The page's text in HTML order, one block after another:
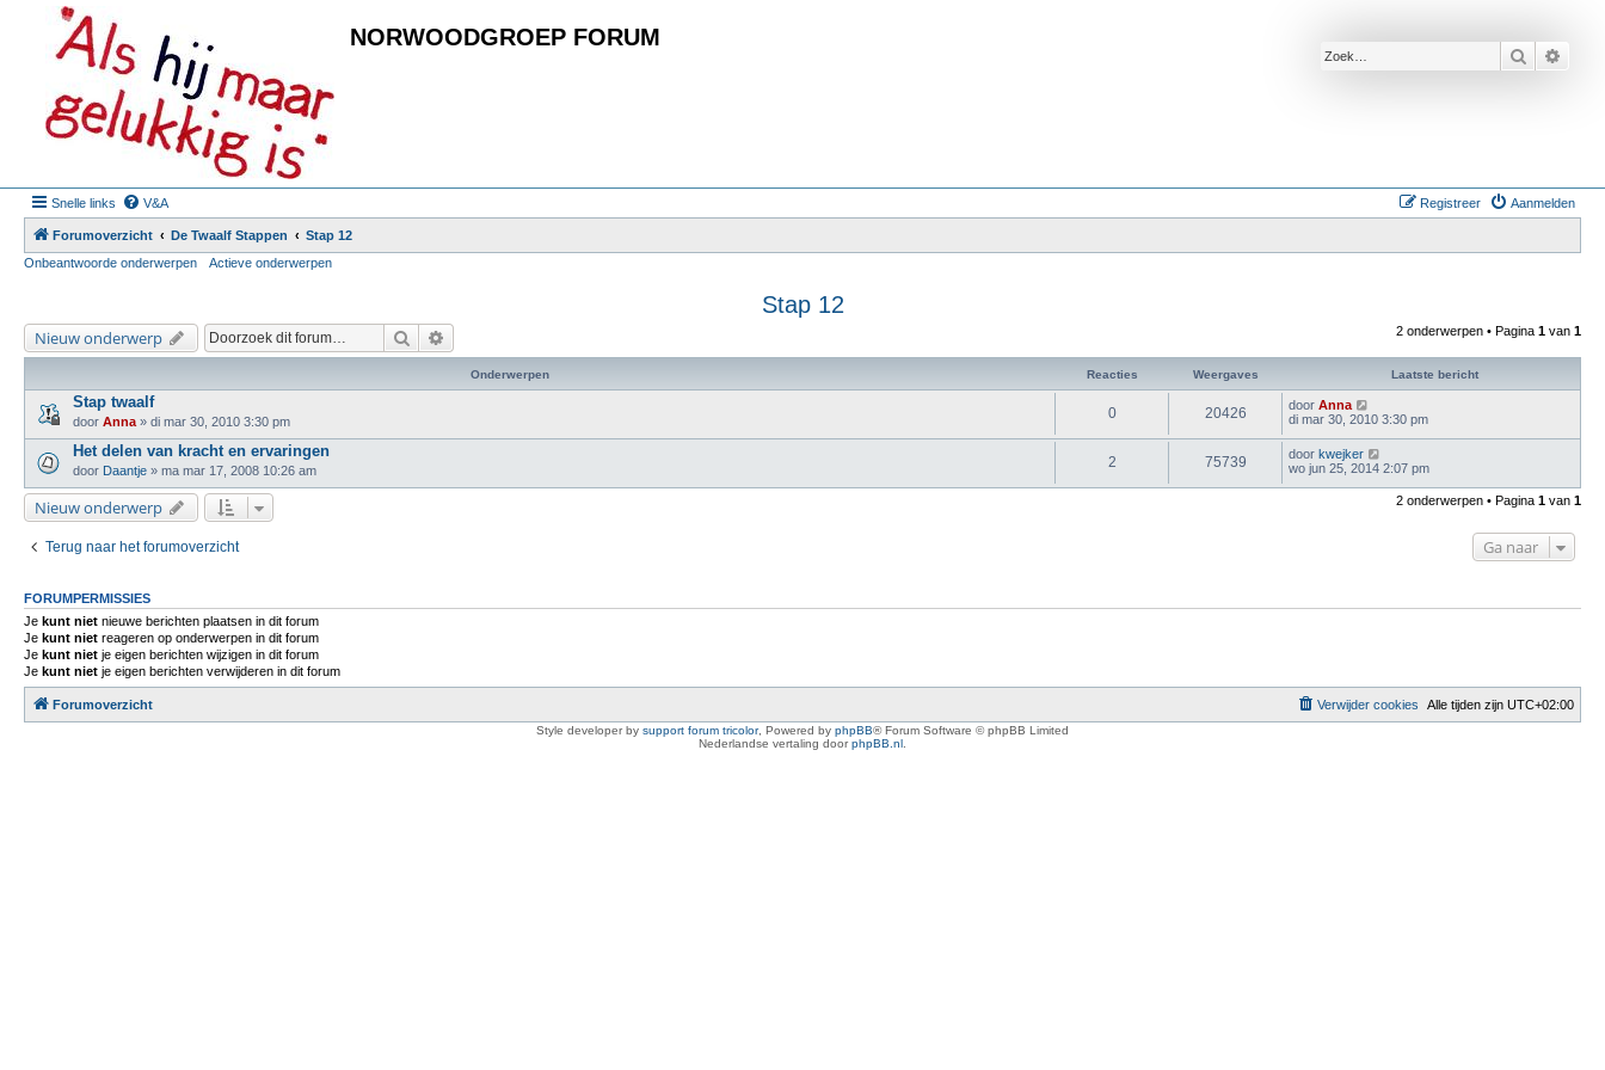
NORWOODGROEP FORUM
Zoek
Snelle links V&A Aanmelden
Registreer
Forumoverzicht De Twaalf Stappen
Stap 12
Onbeantwoorde onderwerpen
Actieve onderwerpen
Stap 12
Nieuw onderwerp Zoek 2 onderwerpen • Pagina 1 van 1
Onderwerpen Reacties Weergaves Laatste bericht
Stap twaalf
door Anna » di mar 30, 2010 3:30 pm
0 20426 door Anna
di mar 30, 2010 3:30 pm
Het delen van kracht en ervaringen
door Daantje » ma mar 17, 2008 10:26 am
2 75739 door kwejker
wo jun 25, 2014 2:07 pm
Nieuw onderwerp 2 onderwerpen • Pagina 1 van 1
Terug naar het forumoverzicht Ga naar
FORUMPERMISSIES
Je kunt niet nieuwe berichten plaatsen in dit forum
Je kunt niet reageren op onderwerpen in dit forum
Je kunt niet je eigen berichten wijzigen in dit forum
Je kunt niet je eigen berichten verwijderen in dit forum
Forumoverzicht Alle tijden zijn UTC+02:00
Verwijder cookies
Style developer by support forum tricolor, Powered by phpBB® Forum Software © phpBB Limited
Nederlandse vertaling doorphpBB.nl